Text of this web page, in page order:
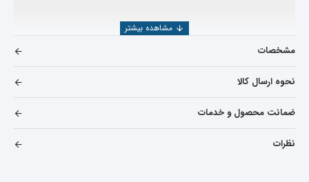
مشخصات
نحوه ارسال کالا
ضمانت محصول و خدمات
نظرات